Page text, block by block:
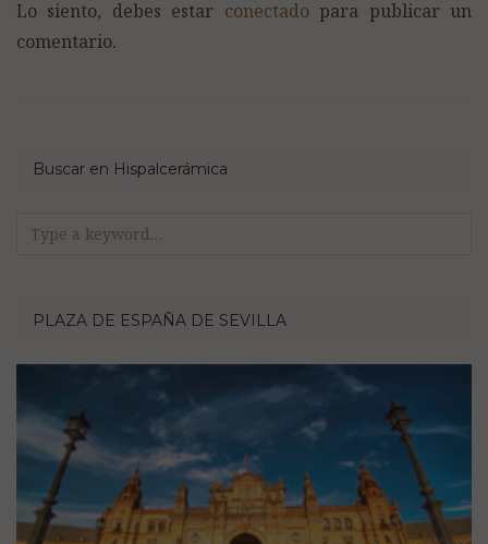
Lo siento, debes estar conectadopara publicar un
comentario.
Buscar en Hispalcerámica
Search
PLAZA DE ESPAÑA DE SEVILLA